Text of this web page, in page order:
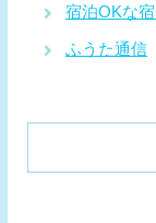
宿泊OKな
ふうた通信